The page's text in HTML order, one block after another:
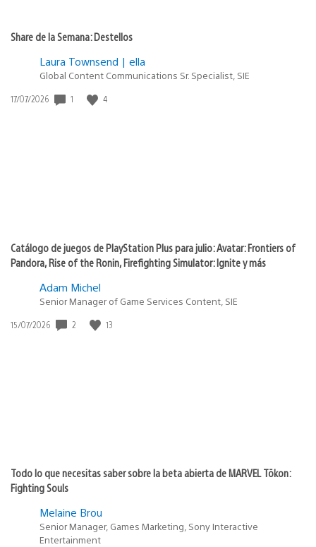
Share de la Semana: Destellos
Laura Townsend | ella
Global Content Communications Sr. Specialist, SIE
Fecha
17/07/2026 1 4
Catálogo de juegos de PlayStation Plus para julio: Avatar: Frontiers of
Pandora, Rise of the Ronin, Firefighting Simulator: Ignite y más
Adam Michel
Senior Manager of Game Services Content, SIE
Fecha
15/07/2026 2 13
Todo lo que necesitas saber sobre la beta abierta de MARVEL Tōkon:
Fighting Souls
Melaine Brou
Senior Manager, Games Marketing, Sony Interactive
Entertainment